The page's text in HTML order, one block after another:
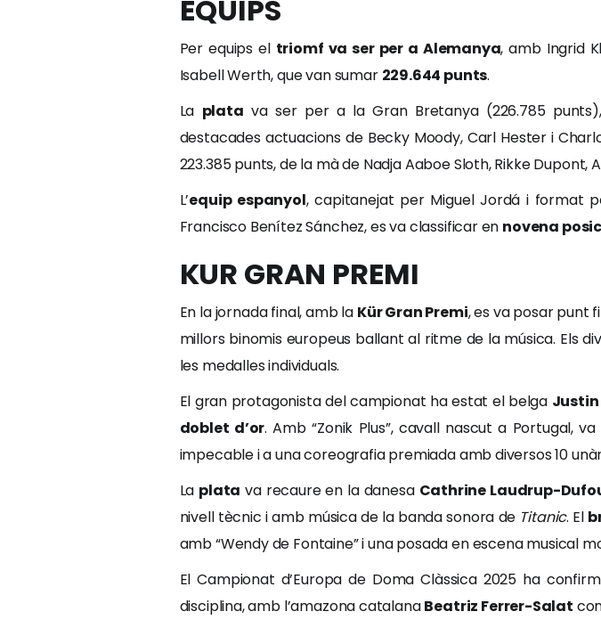
EQUIPS
Per equips el triomf va ser per a Alemanya, amb Ingrid
Isabell Werth, que van sumar 229.644 punts.
La plata va ser per a la Gran Bretanya (226.785
destacades actuacions de Becky Moody, Carl Hester i
223.385 punts, de la mà de Nadja Aaboe Sloth, Rikke
L’equip espanyol, capitanejat per Miguel Jordá i format
Francisco Benítez Sánchez, es va classificar en novena
KUR GRAN PREMI
En la jornada final, amb la Kür Gran Premi, es va posar punt
millors binomis europeus ballant al ritme de la música. Els
les medalles individuals.
El gran protagonista del campionat ha estat el belga
doblet d’or. Amb “Zonik Plus”, cavall nascut a Portugal,
impecable i a una coreografia premiada amb diversos 10
La plata va recaure en la danesa Cathrine Laudrup-
nivell tècnic i amb música de la banda sonora de Titanic. El
amb “Wendy de Fontaine” i una posada en escena musical
El Campionat d’Europa de Doma Clàssica 2025 ha
disciplina, amb l’amazona catalanaBeatriz Ferrer-Salat